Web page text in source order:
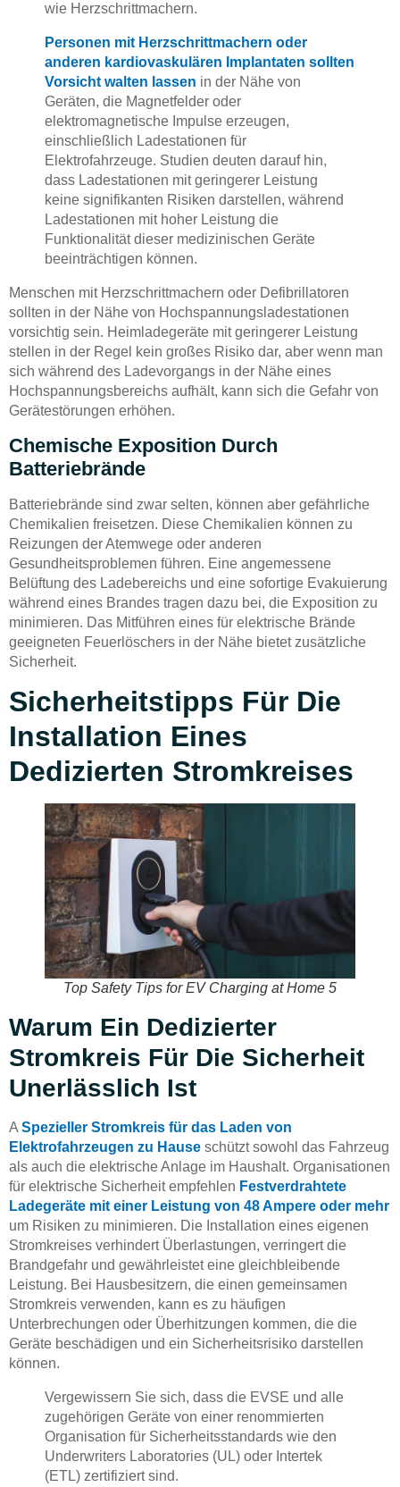
wie Herzschrittmachern.
Personen mit Herzschrittmachern oder
anderen kardiovaskulären Implantaten sollten
Vorsicht walten lassen in der Nähe von
Geräten, die Magnetfelder oder
elektromagnetische Impulse erzeugen,
einschließlich Ladestationen für
Elektrofahrzeuge. Studien deuten darauf hin,
dass Ladestationen mit geringerer Leistung
keine signifikanten Risiken darstellen, während
Ladestationen mit hoher Leistung die
Funktionalität dieser medizinischen Geräte
beeinträchtigen können.
Menschen mit Herzschrittmachern oder Defibrillatoren
sollten in der Nähe von Hochspannungsladestationen
vorsichtig sein. Heimladegeräte mit geringerer Leistung
stellen in der Regel kein großes Risiko dar, aber wenn man
sich während des Ladevorgangs in der Nähe eines
Hochspannungsbereichs aufhält, kann sich die Gefahr von
Gerätestörungen erhöhen.
Chemische Exposition Durch
Batteriebrände
Batteriebrände sind zwar selten, können aber gefährliche
Chemikalien freisetzen. Diese Chemikalien können zu
Reizungen der Atemwege oder anderen
Gesundheitsproblemen führen. Eine angemessene
Belüftung des Ladebereichs und eine sofortige Evakuierung
während eines Brandes tragen dazu bei, die Exposition zu
minimieren. Das Mitführen eines für elektrische Brände
geeigneten Feuerlöschers in der Nähe bietet zusätzliche
Sicherheit.
Sicherheitstipps Für Die
Installation Eines
Dedizierten Stromkreises
Top Safety Tips for EV Charging at Home 5
Warum Ein Dedizierter
Stromkreis Für Die Sicherheit
Unerlässlich Ist
A Spezieller Stromkreis für das Laden von
Elektrofahrzeugen zu Hause schützt sowohl das Fahrzeug
als auch die elektrische Anlage im Haushalt. Organisationen
für elektrische Sicherheit empfehlen Festverdrahtete
Ladegeräte mit einer Leistung von 48 Ampere oder mehr
um Risiken zu minimieren. Die Installation eines eigenen
Stromkreises verhindert Überlastungen, verringert die
Brandgefahr und gewährleistet eine gleichbleibende
Leistung. Bei Hausbesitzern, die einen gemeinsamen
Stromkreis verwenden, kann es zu häufigen
Unterbrechungen oder Überhitzungen kommen, die die
Geräte beschädigen und ein Sicherheitsrisiko darstellen
können.
Vergewissern Sie sich, dass die EVSE und alle
zugehörigen Geräte von einer renommierten
Organisation für Sicherheitsstandards wie den
Underwriters Laboratories (UL) oder Intertek
(ETL) zertifiziert sind.